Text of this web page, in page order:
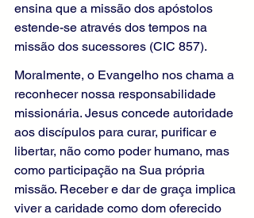
ensina que a missão dos apóstolos
estende-se através dos tempos na
missão dos sucessores (CIC 857).
Moralmente, o Evangelho nos chama a
reconhecer nossa responsabilidade
missionária. Jesus concede autoridade
aos discípulos para curar, purificar e
libertar, não como poder humano, mas
como participação na Sua própria
missão. Receber e dar de graça implica
viver a caridade como dom oferecido